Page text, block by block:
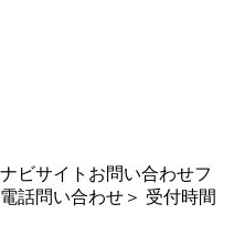
ビサイトお問い合わせフ
話問い合わせ＞ 受付時間